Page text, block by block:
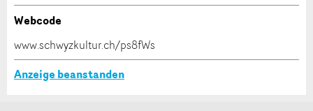
Nachricht
Webcode
www.schwyzkultur.ch/ps8fWs
Anzeige beanstanden